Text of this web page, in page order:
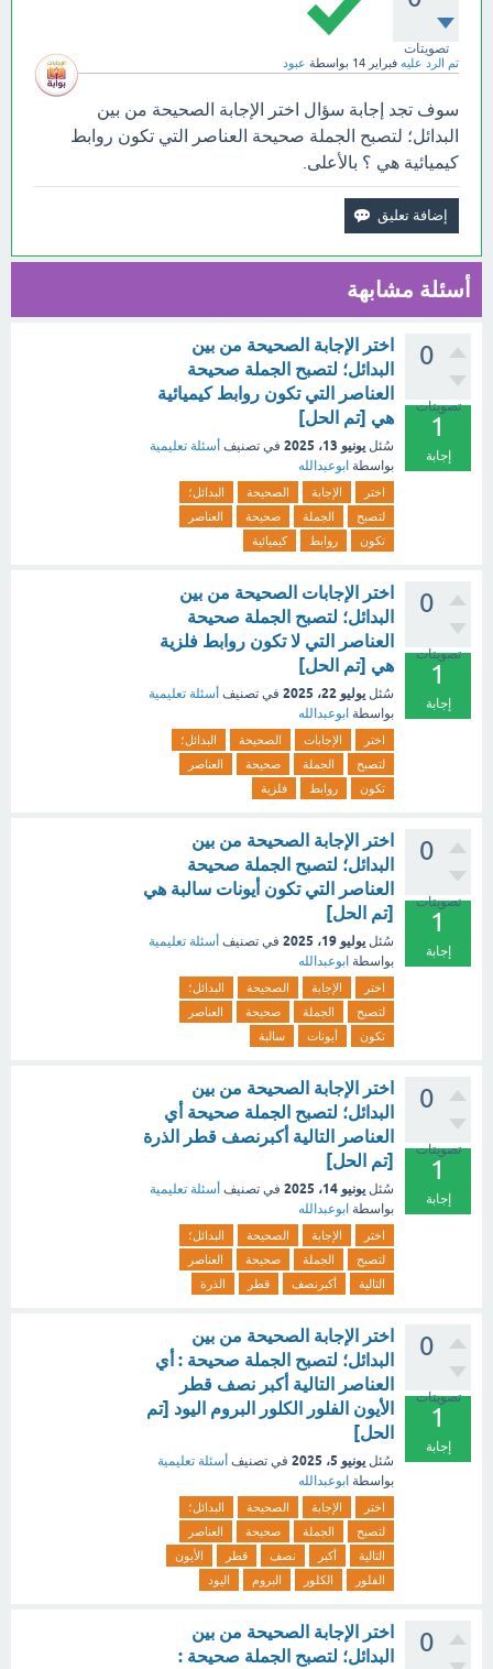
تصويتات
تم الرد عليه فبراير 14 بواسطة عبود
سوف تجد إجابة سؤال اختر الإجابة الصحيحة من بين
البدائل؛ لتصبح الجملة صحيحة العناصر التي تكون روابط
كيميائية هي ؟ بالأعلى.
أسئلة مشابهة
0
تصويتات
1
إجابة
اختر الإجابة الصحيحة من بين
البدائل؛ لتصبح الجملة صحيحة
العناصر التي تكون روابط كيميائية
هي [تم الحل]
سُئل يونيو 13، 2025 في تصنيف أسئلة تعليمية
بواسطة ابوعبدالله
اختر الإجابة الصحيحة
البدائل؛
لتصبح
الجملة صحيحة
العناصر
تكون
روابط كيميائية
0
تصويتات
1
إجابة
اختر الإجابات الصحيحة من بين
البدائل؛ لتصبح الجملة صحيحة
العناصر التي لا تكون روابط فلزية
هي [تم الحل]
سُئل يوليو 22، 2025 في تصنيف أسئلة تعليمية
بواسطة ابوعبدالله
اختر الإجابات الصحيحة
البدائل؛
لتصبح
الجملة صحيحة
العناصر
تكون
روابط فلزية
0
تصويتات
1
إجابة
اختر الإجابة الصحيحة من بين
البدائل؛ لتصبح الجملة صحيحة
العناصر التي تكون أيونات سالبة هي
[تم الحل]
سُئل يوليو 19، 2025 في تصنيف أسئلة تعليمية
بواسطة ابوعبدالله
اختر الإجابة الصحيحة
البدائل؛
لتصبح
الجملة صحيحة
العناصر
تكون
أيونات سالبة
0
تصويتات
1
إجابة
اختر الإجابة الصحيحة من بين
البدائل؛ لتصبح الجملة صحيحة أي
العناصر التالية أكبرنصف قطر الذرة
[تم الحل]
سُئل يونيو 14، 2025 في تصنيف أسئلة تعليمية
بواسطة ابوعبدالله
اختر الإجابة الصحيحة
البدائل؛
لتصبح
الجملة صحيحة
العناصر
التالية
أكبرنصف قطر الذرة
0
تصويتات
1
إجابة
اختر الإجابة الصحيحة من بين
البدائل؛ لتصبح الجملة صحيحة : أي
العناصر التالية أكبر نصف قطر
الأيون الفلور الكلور البروم اليود [تم
الحل]
سُئل يونيو 5، 2025 في تصنيف أسئلة تعليمية
بواسطة ابوعبدالله
اختر الإجابة الصحيحة
البدائل؛
لتصبح
الجملة صحيحة
العناصر
التالية
أكبر نصف قطر
الأيون
الفلور
الكلور البروم اليود
0
اختر الإجابة الصحيحة من بين
البدائل؛ لتصبح الجملة صحيحة :